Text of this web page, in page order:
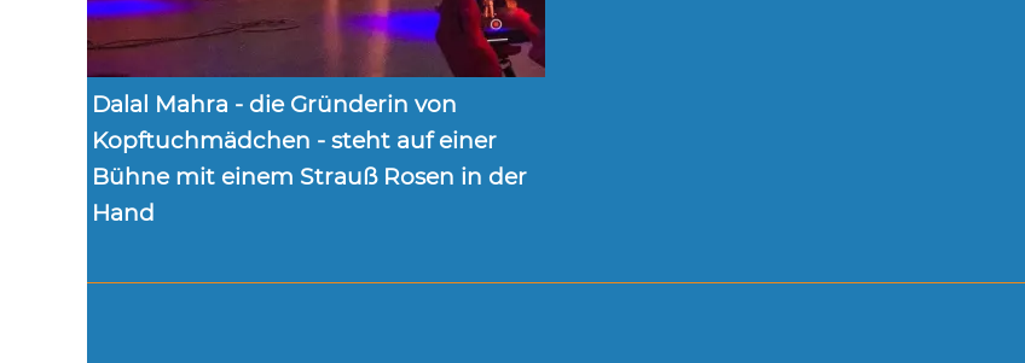
Dalal Mahra - die Gründerin von
Kopftuchmädchen - steht auf einer
Bühne mit einem Strauß Rosen in der
Hand